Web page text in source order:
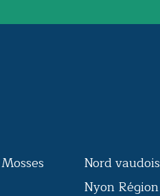
Nord vaudois
Nyon Région